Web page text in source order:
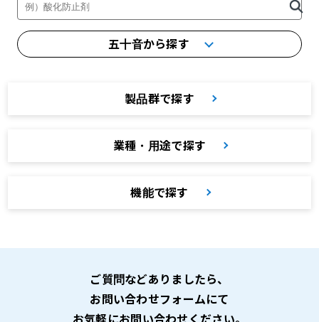
五十音から探す
製品群で探す
業種・用途で探す
機能で探す
ご質問などありましたら、
お問い合わせフォームにて
お気軽にお問い合わせください。